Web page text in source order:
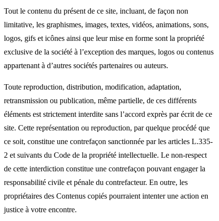
Tout le contenu du présent de ce site, incluant, de façon non
limitative, les graphismes, images, textes, vidéos, animations, sons,
logos, gifs et icônes ainsi que leur mise en forme sont la propriété
exclusive de la société à l’exception des marques, logos ou contenus
appartenant à d’autres sociétés partenaires ou auteurs.
Toute reproduction, distribution, modification, adaptation,
retransmission ou publication, même partielle, de ces différents
éléments est strictement interdite sans l’accord exprès par écrit de ce
site. Cette représentation ou reproduction, par quelque procédé que
ce soit, constitue une contrefaçon sanctionnée par les articles L.335-
2 et suivants du Code de la propriété intellectuelle. Le non-respect
de cette interdiction constitue une contrefaçon pouvant engager la
responsabilité civile et pénale du contrefacteur. En outre, les
propriétaires des Contenus copiés pourraient intenter une action en
justice à votre encontre.